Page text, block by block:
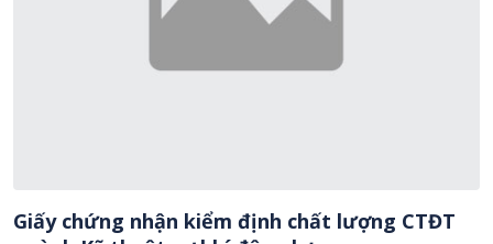
Giấy chứng nhận kiểm định chất lượng CTĐT